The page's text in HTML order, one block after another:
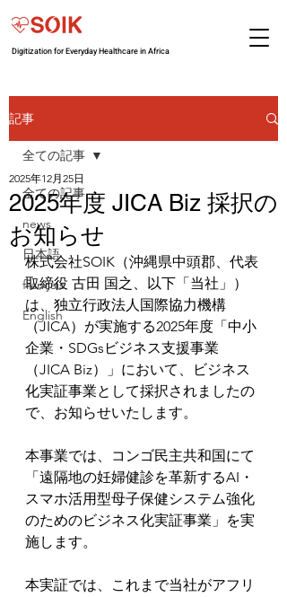
Digitization for Everyday Healthcare in Africa
記事
全ての記事
news
日本語
français
English
全ての記事
2025年度 JICA Biz 採択の
お知らせ
2025年12月25日
株式会社SOIK（沖縄県中頭郡、代表
取締役 古田 国之、以下「当社」）
は、 独立行政法人国際協力機構
（JICA）が実施する2025年度「中小
企業・SDGsビジネス支援事業
（JICA Biz）」において、ビジネス
化実証事業として採択されましたの
で、お知らせいたします。
本事業では、コンゴ民主共和国にて
「遠隔地の妊婦健診を革新するAI・
スマホ活用型母子保健システム強化
のためのビジネス化実証事業」を実
施します。
本実証では、これまで当社がアフリ